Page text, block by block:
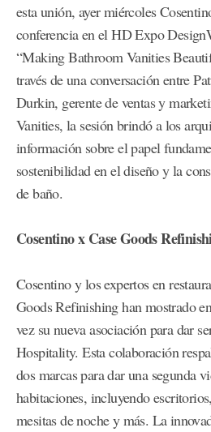
esta unión, ayer miércoles
conferencia en el HD Expo
“Making Bathroom Vanities
través de una conversación entre
Durkin, gerente de ventas y
Vanities, la sesión brindó a los
información sobre el papel
sostenibilidad en el diseño y la
de baño.
Cosentino x Case Goods
Cosentino y los expertos en
Goods Refinishing han mostrado
vez su nueva asociación para dar
Hospitality. Esta colaboración
dos marcas para dar una segunda
habitaciones, incluyendo
mesitas de noche y más. La